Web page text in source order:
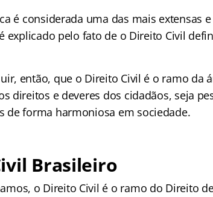
é considerada uma das mais extensas
explicado pelo fato de o Direito Civil
então, que o Direito Civil é o ramo da
direitos e deveres dos cidadãos, seja
de forma harmoniosa em sociedade.
Brasileiro
o Direito Civil é o ramo do Direito